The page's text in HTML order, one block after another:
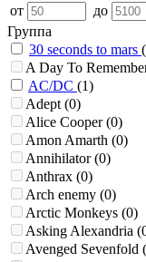
от
до
Группа
30 seconds to mars
A Day To
AC/DC (1)
Adept (0)
Alice Cooper (0)
Amon Amarth (0)
Annihilator(0)
Anthrax (0)
Arch enemy (0)
Arctic Monkeys (0)
Asking Alexandria
Avenged Sevenfold